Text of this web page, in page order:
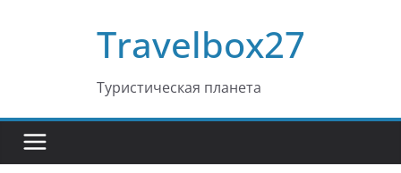
Travelbox27
Туристическая планета